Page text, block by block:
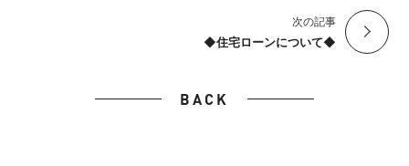
次の記事
◆住宅ローンについて◆
BACK